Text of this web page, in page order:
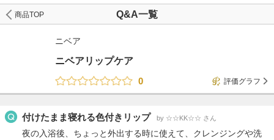
Q&A一覧
商品TOP
ニベア
ニベアリップケア
0
評価グラフ
付けたまま寝れる色付きリップ by ☆☆KK☆☆ さん
夜の入浴後、ちょっと外出する時に使えて、クレンジングや洗